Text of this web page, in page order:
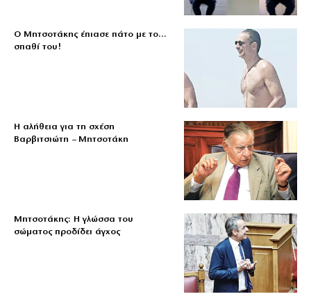
Ο Μητσοτάκης έπιασε πάτο με το…
σπαθί του!
Η αλήθεια για τη σχέση
Βαρβιτσιώτη – Μητσοτάκη
Μητσοτάκης: Η γλώσσα του
σώματος προδίδει άγχος